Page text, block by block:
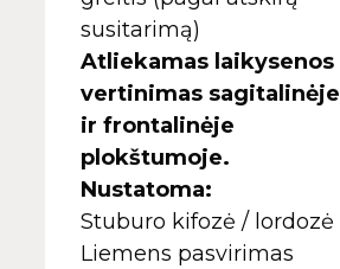
susitarimą)
Atliekamas laikysenos
vertinimas sagitalinėje
ir frontalinėje
plokštumoje.
Nustatoma:
Stuburo kifozė / lordozė
Liemens pasvirimas